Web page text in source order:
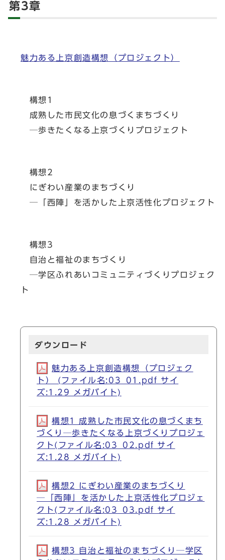
第3章
魅力ある上京創造構想（プロジェクト）
構想1
成熟した市民文化の息づくまちづくり
─歩きたくなる上京づくりプロジェクト
構想2
にぎわい産業のまちづくり
─「西陣」を活かした上京活性化プロジェクト
構想3
自治と福祉のまちづくり
─学区ふれあいコミュニティづくりプロジェク
ト
ダウンロード
魅力ある上京創造構想（プロジェク
ト） (ファイル名:03_01.pdf サイ
ズ:1.29 メガバイト)
構想1 成熟した市民文化の息づくまち
づくり─歩きたくなる上京づくりプロジェ
クト(ファイル名:03_02.pdf サイ
ズ:1.28 メガバイト)
構想2 にぎわい産業のまちづくり
─「西陣」を活かした上京活性化プロジェ
クト(ファイル名:03_03.pdf サイ
ズ:1.28 メガバイト)
構想3 自治と福祉のまちづくり─学区